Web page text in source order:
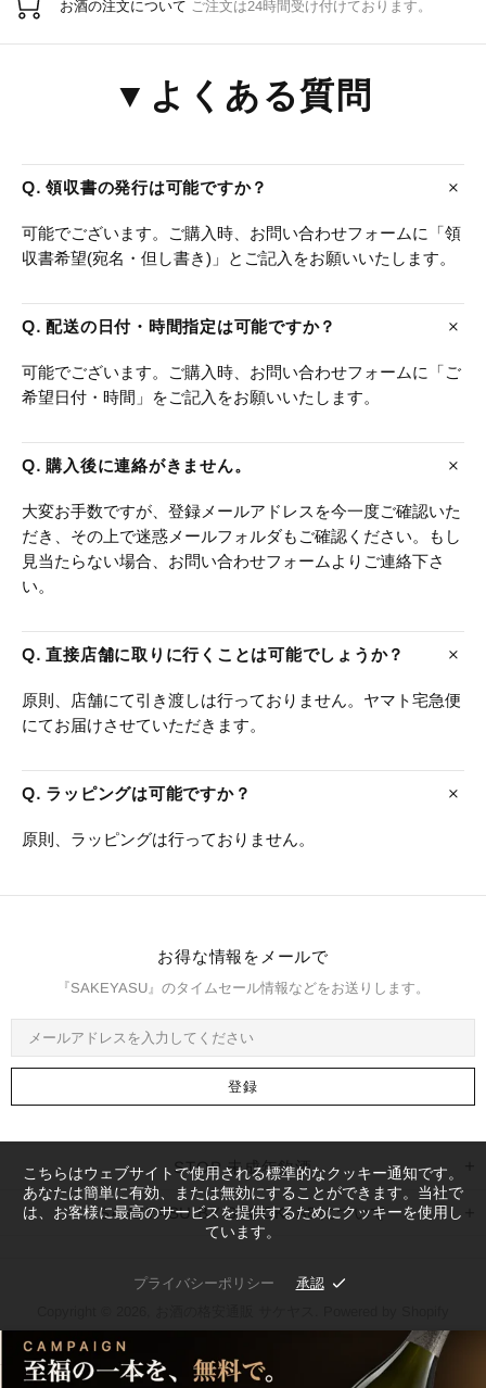
お酒の注文について ご注文は24時間受け付けております。
▼よくある質問
Q. 領収書の発行は可能ですか？
可能でございます。ご購入時、お問い合わせフォームに「領
収書希望(宛名・但し書き)」とご記入をお願いいたします。
Q. 配送の日付・時間指定は可能ですか？
可能でございます。ご購入時、お問い合わせフォームに「ご
希望日付・時間」をご記入をお願いいたします。
Q. 購入後に連絡がきません。
大変お手数ですが、登録メールアドレスを今一度ご確認いた
だき、その上で迷惑メールフォルダもご確認ください。もし
見当たらない場合、お問い合わせフォームよりご連絡下さ
い。
Q. 直接店舗に取りに行くことは可能でしょうか？
原則、店舗にて引き渡しは行っておりません。ヤマト宅急便
にてお届けさせていただきます。
Q. ラッピングは可能ですか？
原則、ラッピングは行っておりません。
お得な情報をメールで
『SAKEYASU』のタイムセール情報などをお送りします。
STOP 未成年飲酒
SAKEYASU BY STOCKLABについて
こちらはウェブサイトで使用される標準的なクッキー通知です。
あなたは簡単に有効、または無効にすることができます。当社で
は、お客様に最高のサービスを提供するためにクッキーを使用し
ています。
プライバシーポリシー 承認